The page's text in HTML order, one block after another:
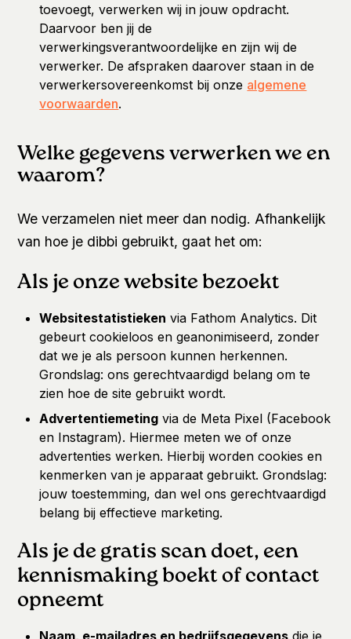
toevoegt, verwerken wij in jouw opdracht.
Daarvoor ben jij de
verwerkingsverantwoordelijke en zijn wij de
verwerker. De afspraken daarover staan in de
verwerkersovereenkomst bij onze algemene
voorwaarden.
Welke gegevens verwerken we en
waarom?
We verzamelen niet meer dan nodig. Afhankelijk
van hoe je dibbi gebruikt, gaat het om:
Als je onze website bezoekt
Websitestatistieken via Fathom Analytics. Dit
gebeurt cookieloos en geanonimiseerd, zonder
dat we je als persoon kunnen herkennen.
Grondslag: ons gerechtvaardigd belang om te
zien hoe de site gebruikt wordt.
Advertentiemeting via de Meta Pixel (Facebook
en Instagram). Hiermee meten we of onze
advertenties werken. Hierbij worden cookies en
kenmerken van je apparaat gebruikt. Grondslag:
jouw toestemming, dan wel ons gerechtvaardigd
belang bij effectieve marketing.
Als je de gratis scan doet, een
kennismaking boekt of contact
opneemt